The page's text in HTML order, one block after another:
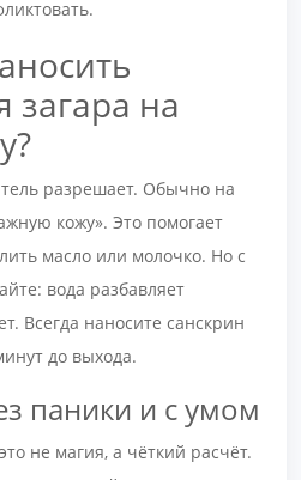
загара на
разрешает. Обычно на
кожу». Это помогает
масло или молочко. Но с
вода разбавляет
Всегда наносите санскрин
до выхода.
паники и с умом
не магия, а чёткий расчёт.